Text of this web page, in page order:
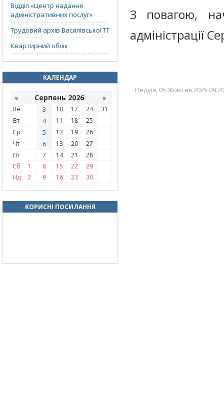
Відділ «‎Центр надання
адміністративних послуг»
Трудовий архів Василівської ТГ
Квартирний облік
КАЛЕНДАР
« Серпень 2026 »
Пн 3 10 17 24
31
Вт
4 11 18
25
Ср
5 12 19
26
Чт
6 13 20
27
Пт
7 14 21
28
Сб
1 8 15 22
29
Нд
2 9 16 23 30
КОРИСНІ ПОСИЛАННЯ
З повагою,
адміністрації
Неділя, 05 Жовтня 2025